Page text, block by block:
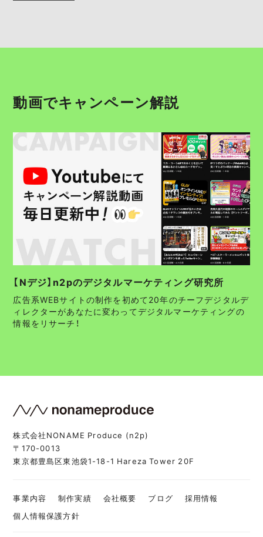
動画でキャンペーン解説
【Nデジ】n2pのデジタルマーケティング研究所
広告系WEBサイトの制作を初めて20年のチーフデジタルデ
ィレクターがあなたに変わってデジタルマーケティングの
情報をリサーチ！
株式会社NONAME Produce (n2p)
〒170-0013
東京都豊島区東池袋1-18-1 Hareza Tower 20F
事業内容 制作実績 会社概要 ブログ
採用情報
個人情報保護方針